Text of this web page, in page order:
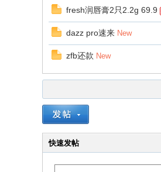
fresh润唇膏2只2.2g 69.9
dazz pro速来 New
zfb还款 New
快速发帖